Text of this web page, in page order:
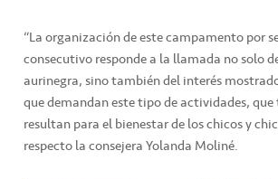
“La organización de este campamento por
consecutivo responde a la llamada no solo
aurinegra, sino también del interés
que demandan este tipo de actividades,
resultan para el bienestar de los chicos y
respecto la consejera Yolanda Moliné.